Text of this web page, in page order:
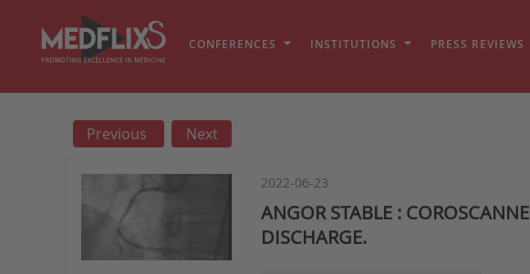
CONFERENCES INSTITUTIONS PRESS REVIEWS
Previous Next
2022-06-23
ANGOR STABLE :
DISCHARGE.